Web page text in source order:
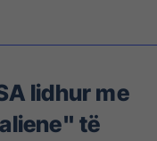
lidhur me
të